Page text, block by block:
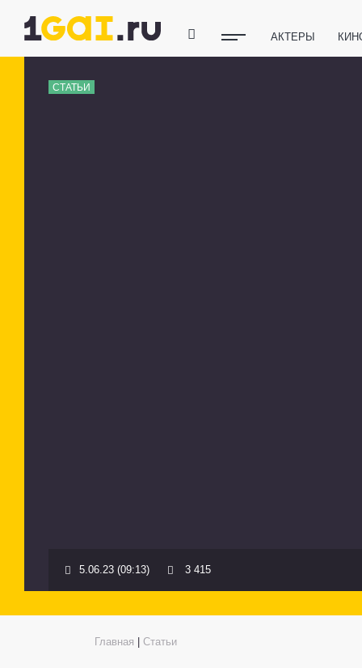
АКТЕРЫ
СТАТЬИ
5.06.23 (09:13) 3 415
Главная Статьи